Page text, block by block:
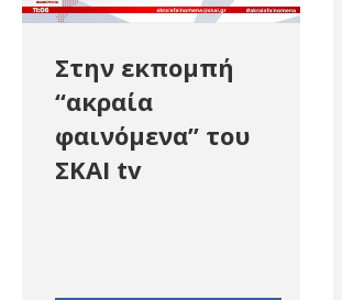
Στην εκπομπή
“ακραία
φαινόμενα” του
ΣΚΑΙ tv